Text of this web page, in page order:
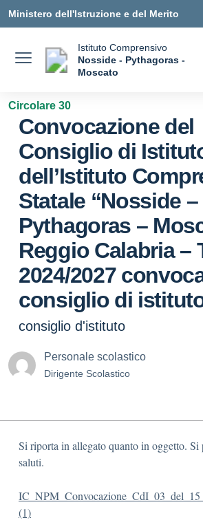
Ministero dell'Istruzione e del Merito
Istituto Comprensivo
Nosside - Pythagoras -
Moscato
Circolare 30
Convocazione del
Consiglio di
dell’Istituto
Statale “Nosside –
Pythagoras –
Reggio Calabria –
2024/2027
consiglio di
consiglio d'istituto
Personale scolastico
Dirigente Scolastico
Si riporta in allegato quanto in oggetto.
saluti.
(1)